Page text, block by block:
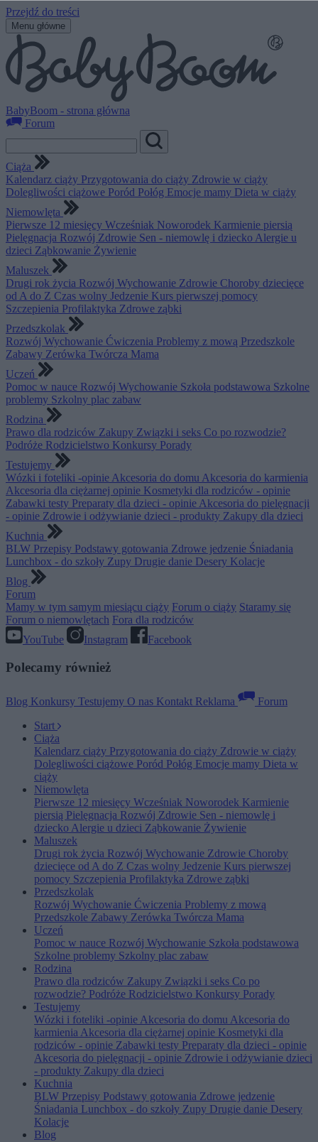
Przejdź do treści
Menu główne
BabyBoom - strona główna
Forum
Ciąża
Kalendarz ciąży Przygotowania do ciąży Zdrowie w ciąży
Dolegliwości ciążowe Poród Połóg Emocje mamy Dieta w ciąży
Niemowlęta
Pierwsze 12 miesięcy Wcześniak Noworodek Karmienie piersią
Pielęgnacja Rozwój Zdrowie Sen - niemowlę i dziecko Alergie u
dzieci Ząbkowanie Żywienie
Maluszek
Drugi rok życia Rozwój Wychowanie Zdrowie Choroby dziecięce
od A do Z Czas wolny Jedzenie Kurs pierwszej pomocy
Szczepienia Profilaktyka Zdrowe ząbki
Przedszkolak
Rozwój Wychowanie Ćwiczenia Problemy z mową Przedszkole
Zabawy Zerówka Twórcza Mama
Uczeń
Pomoc w nauce Rozwój Wychowanie Szkoła podstawowa Szkolne
problemy Szkolny plac zabaw
Rodzina
Prawo dla rodziców Zakupy Związki i seks Co po rozwodzie?
Podróże Rodzicielstwo Konkursy Porady
Testujemy
Wózki i foteliki -opinie Akcesoria do domu Akcesoria do karmienia
Akcesoria dla ciężarnej opinie Kosmetyki dla rodziców - opinie
Zabawki testy Preparaty dla dzieci - opinie Akcesoria do pielęgnacji
- opinie Zdrowie i odżywianie dzieci - produkty Zakupy dla dzieci
Kuchnia
BLW Przepisy Podstawy gotowania Zdrowe jedzenie Śniadania
Lunchbox - do szkoły Zupy Drugie danie Desery Kolacje
Blog
Forum
Mamy w tym samym miesiącu ciąży Forum o ciąży Staramy się
Forum o niemowlętach Fora dla rodziców
YouTube
Instagram Facebook
Polecamy również
Blog Konkursy Testujemy O nas Kontakt Reklama
Forum
Start
Ciąża
Kalendarz ciąży Przygotowania do ciąży Zdrowie w ciąży
Dolegliwości ciążowe Poród Połóg Emocje mamy Dieta w
ciąży
Niemowlęta
Pierwsze 12 miesięcy Wcześniak Noworodek Karmienie
piersią Pielęgnacja Rozwój Zdrowie Sen - niemowlę i
dziecko Alergie u dzieci Ząbkowanie Żywienie
Maluszek
Drugi rok życia Rozwój Wychowanie Zdrowie Choroby
dziecięce od A do Z Czas wolny Jedzenie Kurs pierwszej
pomocy Szczepienia Profilaktyka Zdrowe ząbki
Przedszkolak
Rozwój Wychowanie Ćwiczenia Problemy z mową
Przedszkole Zabawy Zerówka Twórcza Mama
Uczeń
Pomoc w nauce Rozwój Wychowanie Szkoła podstawowa
Szkolne problemy Szkolny plac zabaw
Rodzina
Prawo dla rodziców Zakupy Związki i seks Co po
rozwodzie? Podróże Rodzicielstwo Konkursy Porady
Testujemy
Wózki i foteliki -opinieAkcesoria do domu Akcesoria do
karmieniaAkcesoria dla ciężarnej opinie Kosmetyki dla
rodziców - opinie Zabawki testy Preparaty dla dzieci - opinie
Akcesoria do pielęgnacji - opinie Zdrowie i odżywianie dzieci
- produkty Zakupy dla dzieci
Kuchnia
BLW Przepisy Podstawy gotowania Zdrowe jedzenie
Śniadania Lunchbox - do szkoły Zupy Drugie danie Desery
Kolacje
Blog